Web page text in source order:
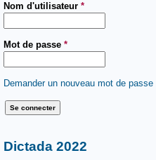
Nom d'utilisateur *
Mot de passe *
Demander un nouveau mot de passe
Dictada 2022